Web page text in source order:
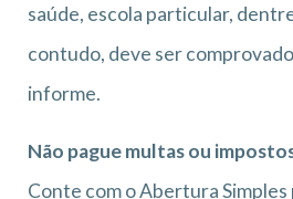
saúde, escola particular,
contudo, deve ser
informe.
Não pague multas ou
Conte com o Abertura Simples